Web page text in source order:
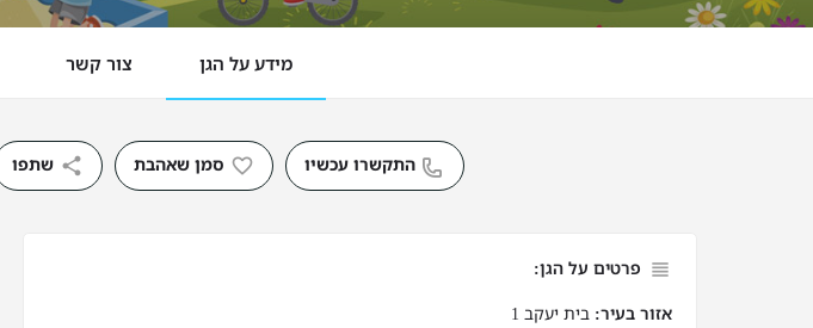
מידע על הגן צור קשר
התקשרו עכשיו סמן שאהבת שתפו
פרטים על הגן:
אזור בעיר: בית יעקב 1